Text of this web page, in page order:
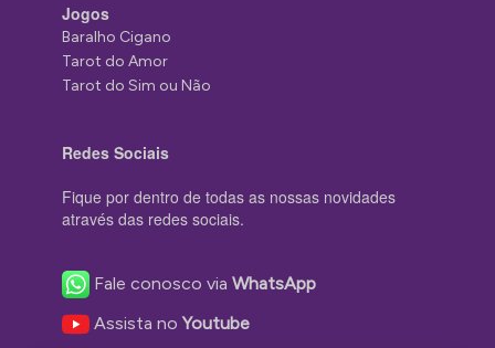
Jogos
Baralho Cigano
Tarot do Amor
Tarot do Sim ou Não
Redes Sociais
Fique por dentro de todas as nossas novidades
através das redes sociais.
Fale conosco viaWhatsApp
Assista noYoutube